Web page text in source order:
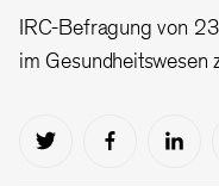
IRC-Befragung von
im